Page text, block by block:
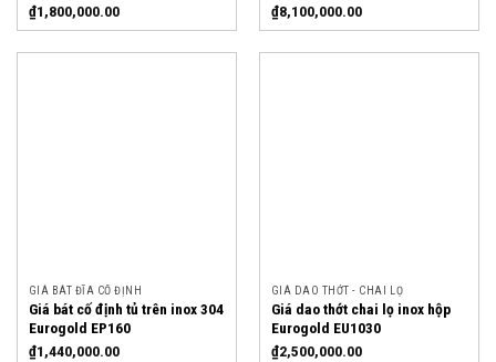
₫1,800,000.00
₫8,100,000.00
GIÁ BÁT ĐĨA CỐ ĐỊNH
Giá bát cố định tủ trên inox 304
Eurogold EP160
₫1,440,000.00
GIÁ DAO THỚT - CHAI LỌ
Giá dao thớt chai lọ inox hộp
Eurogold EU1030
₫2,500,000.00